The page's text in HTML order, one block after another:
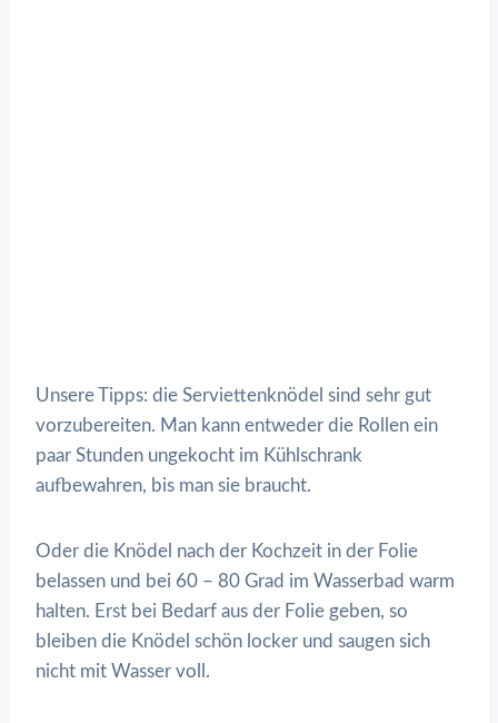
Unsere Tipps: die Serviettenknödel sind sehr gut
vorzubereiten. Man kann entweder die Rollen ein
paar Stunden ungekocht im Kühlschrank
aufbewahren, bis man sie braucht.
Oder die Knödel nach der Kochzeit in der Folie
belassen und bei 60 – 80 Grad im Wasserbad warm
halten. Erst bei Bedarf aus der Folie geben, so
bleiben die Knödel schön locker und saugen sich
nicht mit Wasser voll.